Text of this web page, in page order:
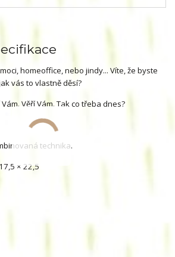
homeoffice, nebo jindy... Víte, že byste
vás to vlastně děsí?
Věří Vám. Tak co třeba dnes?
technika.
× 22,5